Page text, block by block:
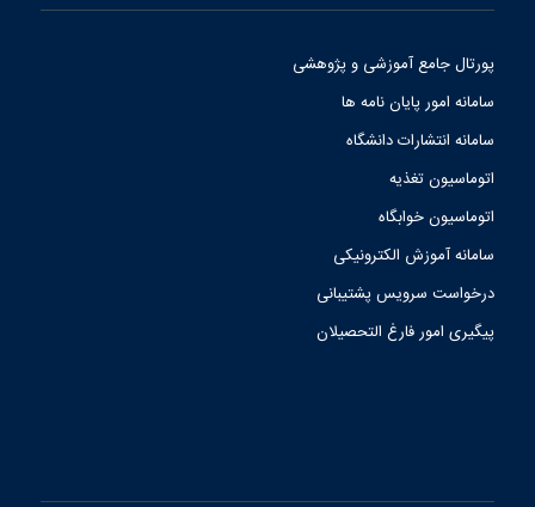
پورتال جامع آموزشی و پژوهشی
سامانه امور پایان نامه ها
سامانه انتشارات دانشگاه
اتوماسیون تغذیه
اتوماسیون خوابگاه
سامانه آموزش الکترونیکی
درخواست سرویس پشتیبانی
پیگیری امور فارغ التحصیلان